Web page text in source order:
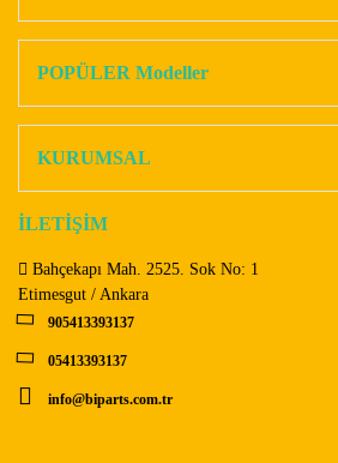
Ürün açıklamasında eksik bilgiler bulunuyor.
Bu ürüne benzer farklı alternatifler olmalı.
POPÜLER Modeller
KURUMSAL
İLETİŞİM
Bahçekapı Mah. 2525. Sok No: 1
Etimesgut / Ankara
905413393137
05413393137
info@biparts.com.tr